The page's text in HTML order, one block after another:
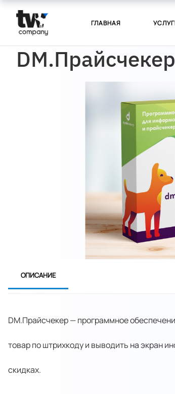
ГЛАВНАЯ
DM.Прайсчекер
ОПИСАНИЕ
DM.Прайсчекер — программное
товар по штрихкоду и выводить на экран
скидках.